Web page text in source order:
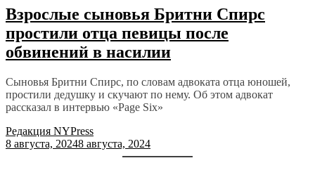
Взрослые сыновья Бритни Спирс
простили отца певицы после
обвинений в насилии
Сыновья Бритни Спирс, по словам адвоката отца юношей,
простили дедушку и скучают по нему. Об этом адвокат
рассказал в интервью «Page Six»
Редакция NYPress
8 августа, 20248 августа, 2024